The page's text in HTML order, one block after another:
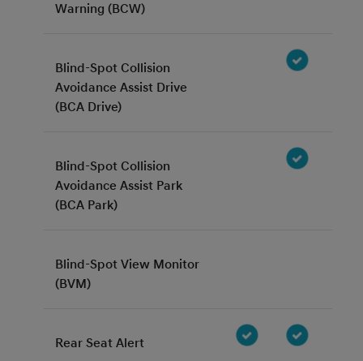
Warning (BCW)
Blind-Spot Collision
Avoidance Assist Drive
(BCA Drive)
Blind-Spot Collision
Avoidance Assist Park
(BCA Park)
Blind-Spot View Monitor
(BVM)
Rear Seat Alert